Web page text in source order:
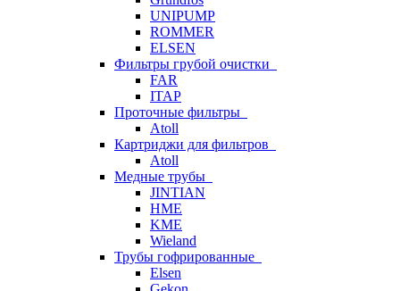
UNIPUMP
ROMMER
ELSEN
Фильтры грубой очистки
FAR
ITAP
Проточные фильтры
Atoll
Картриджи для фильтров
Atoll
Медные трубы
JINTIAN
HME
KME
Wieland
Трубы гофрированные
Elsen